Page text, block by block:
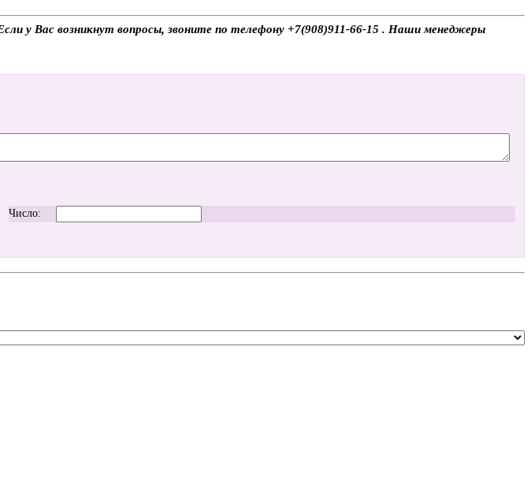
у Вас возникнут вопросы, звоните по телефону +7(908)911-66-15 . Наши менеджеры
Число: